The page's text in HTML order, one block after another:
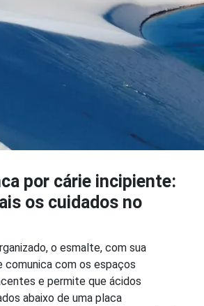
por cárie incipiente:
os cuidados no
o esmalte, com sua
comunica com os espaços
e permite que ácidos
abaixo de uma placa